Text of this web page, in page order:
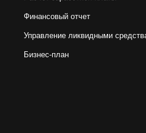
Финансовый отчет
Управление ликвидными
Бизнес-план